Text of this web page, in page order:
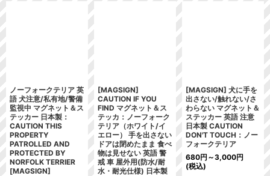
ノーフォークテリア 英
語 犬注意/私有地/警備
監視中 マグネット＆ス
テッカー 日本製：
CAUTION THIS
PROPERTY
PATROLLED AND
PROTECTED BY
NORFOLK TERRIER
[MAGSIGN]
[MAGSIGN]
CAUTION IF YOU
FIND マグネット＆ス
テッカ：ノーフォーク
テリア（ホワイト/イ
エロー） 手を出さない
ドアは閉めたまま 食べ
物は見せない 英語 警
戒 車 屋外用(防水/耐
水・耐光仕様) 日本製
[MAGSIGN] 犬に手を
出さない/触れない/さ
わらない マグネット＆
ステッカー 英語 注意
日本製 CAUTION
DON'T TOUCH：ノー
フォークテリア
680円 ～3,000円
(税込)